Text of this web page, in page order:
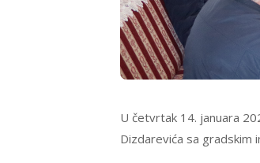
U četvrtak 14. januara
Dizdarevića sa gradskim